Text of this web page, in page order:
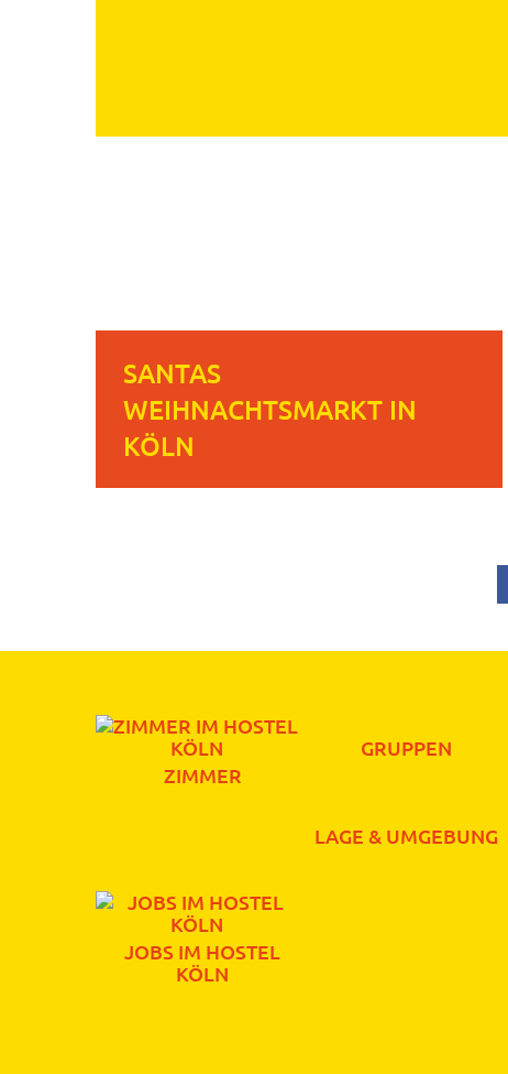
SANTAS
WEIHNACHTSMARKT IN
KÖLN
ZIMMER
GRUPPEN
LAGE & UMGEBUNG
JOBS IM HOSTEL
KÖLN